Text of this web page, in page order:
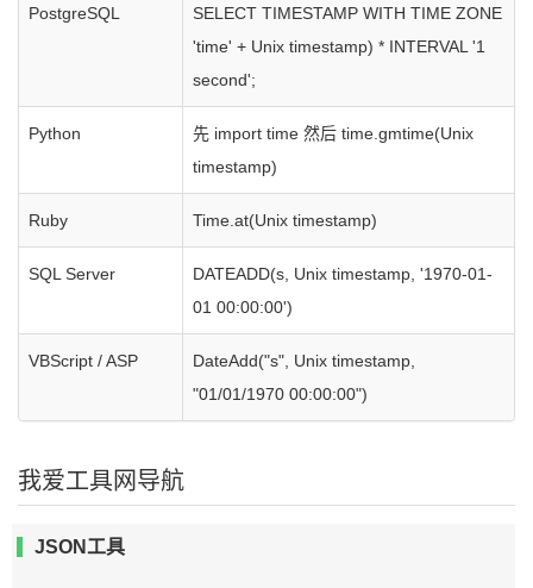
PostgreSQL
SELECT TIMESTAMP WITH TIME ZONE
'time' + Unix timestamp) * INTERVAL '1
second';
Python
先 import time 然后 time.gmtime(Unix
timestamp)
Ruby Time.at(Unix timestamp)
SQL Server
DATEADD(s, Unix timestamp, '1970-01-
01 00:00:00')
VBScript / ASP
DateAdd("s", Unix timestamp,
"01/01/1970 00:00:00")
我爱工具网导航
JSON工具